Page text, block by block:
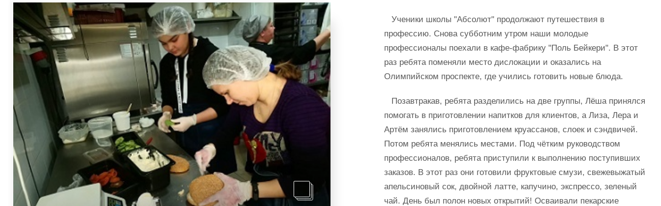
Ученики школы "Абсолют" продолжают путешествия в
профессию. Снова субботним утром наши молодые
профессионалы поехали в кафе-фабрику "Поль Бейкери". В этот
раз ребята поменяли место дислокации и оказались на
Олимпийском проспекте, где учились готовить новые блюда.
Позавтракав, ребята разделились на две группы, Лёша принялся
помогать в приготовлении напитков для клиентов, а Лиза, Лера и
Артём занялись приготовлением круассанов, слоек и сэндвичей.
Потом ребята менялись местами. Под чётким руководством
профессионалов, ребята приступили к выполнению поступивших
заказов. В этот раз они готовили фруктовые смузи, свежевыжатый
апельсиновый сок, двойной латте, капучино, экспрессо, зеленый
чай. День был полон новых открытий! Осваивали пекарские